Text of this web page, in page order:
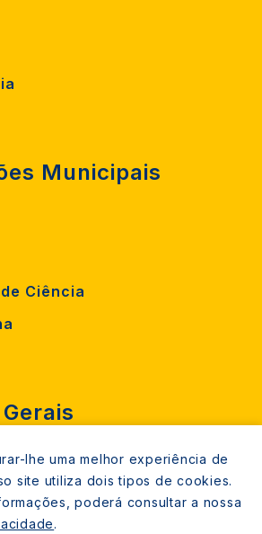
Municipais
Ciência
rede fixa)
lhe uma melhor experiência de
site utiliza dois tipos de cookies.
poderá consultar a nossa
.